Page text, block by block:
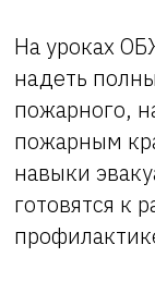
На уроках
надеть
пожарного,
пожарным
навыки
готовятся к